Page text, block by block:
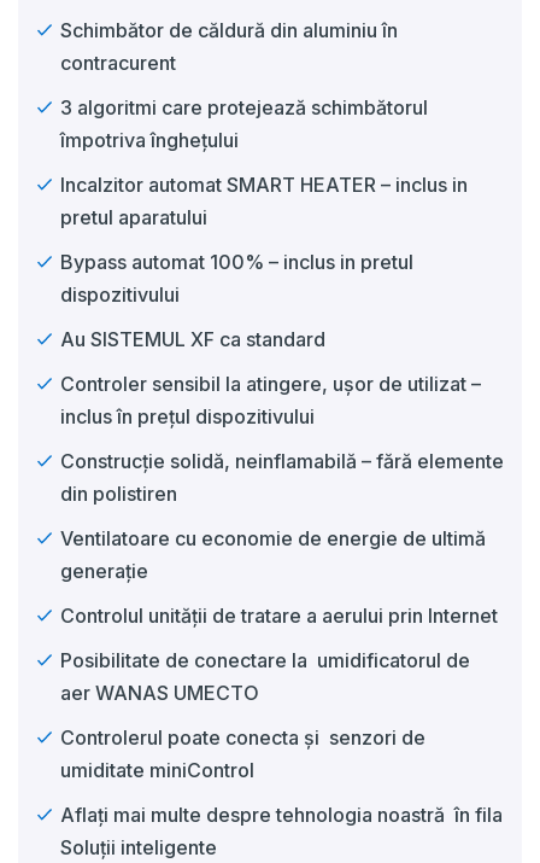
Schimbător de căldură din aluminiu în
contracurent
3 algoritmi care protejează schimbătorul
împotriva înghețului
Incalzitor automat SMART HEATER – inclus in
pretul aparatului
Bypass automat 100% – inclus in pretul
dispozitivului
Au SISTEMUL XF ca standard
Controler sensibil la atingere, ușor de utilizat –
inclus în prețul dispozitivului
Construcție solidă, neinflamabilă – fără elemente
din polistiren
Ventilatoare cu economie de energie de ultimă
generație
Controlul unității de tratare a aerului prin Internet
Posibilitate de conectare la umidificatorul de
aer WANAS UMECTO
Controlerul poate conecta și senzori de
umiditate miniControl
Aflați mai multe despre tehnologia noastră în fila
Soluții inteligente